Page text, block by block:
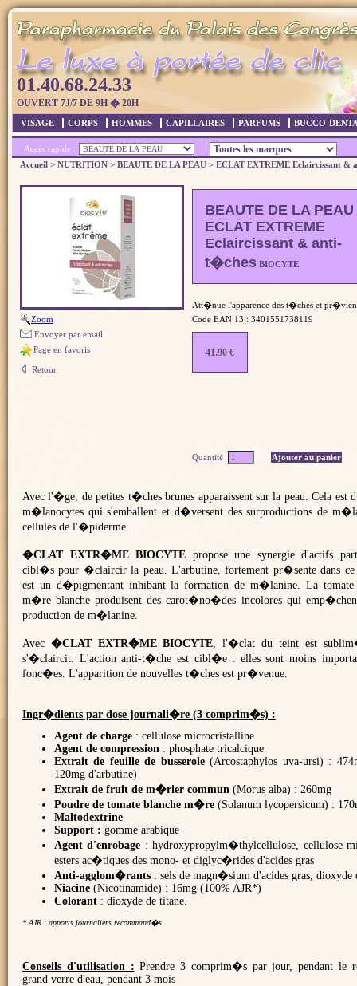
01.40.68.24.33
OUVERT 7J/7 DE 9H � 20H
VISAGE CORPS HOMMES CAPILLAIRES PARFUMS BUCCO-
Accès rapide :
Accueil > NUTRITION > BEAUTE DE LA PEAU > ECLAT EXTREME Eclaircissant &
Zoom
Envoyer par email
Page en favoris
Retour
BEAUTE DE LA PEAU
ECLAT EXTREME
Eclaircissant & anti-
t�ches BIOCYTE
Att�nue l'apparence des t�ches et
Code EAN 13 : 3401551738119
41.90 €
Quantité
Avec l'�ge, de petites t�ches brunes apparaissent sur la peau. Cela
m�lanocytes qui s'emballent et d�versent des surproductions de
cellules de l'�piderme.
�CLAT EXTR�ME BIOCYTE propose une synergie d'actifs
cibl�s pour �claircir la peau. L'arbutine, fortement pr�sente dans
est un d�pigmentant inhibant la formation de m�lanine. La tomate
m�re blanche produisent des carot�no�des incolores qui
production de m�lanine.
Avec �CLAT EXTR�ME BIOCYTE, l'�clat du teint est
s'�claircit. L'action anti-t�che est cibl�e : elles sont moins
fonc�es. L'apparition de nouvelles t�ches est pr�venue.
Ingr�dients par dose journali�re (3 comprim�s) :
Agent de charge : cellulose microcristalline
Agent de compression : phosphate tricalcique
Extrait de feuille de busserole(Arcostaphylos uva-ursi) :
120mg d'arbutine)
Extrait de fruit de m�rier commun (Morus alba) : 260mg
Poudre de tomate blanche m�re (Solanum lycopersicum) :
Maltodextrine
Support : gomme arabique
Agent d'enrobage : hydroxypropylm�thylcellulose, cellulose
esters ac�tiques des mono- et diglyc�rides d'acides gras
Anti-agglom�rants : sels de magn�sium d'acides gras, dioxyde
Niacine (Nicotinamide) : 16mg (100% AJR*)
Colorant : dioxyde de titane.
* AJR : apports journaliers recommand�s
Conseils d'utilisation : Prendre 3 comprim�s par jour, pendant le
grand verre d'eau, pendant 3 mois